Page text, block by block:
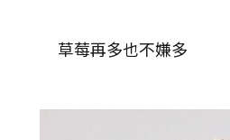
草莓再多也不嫌多